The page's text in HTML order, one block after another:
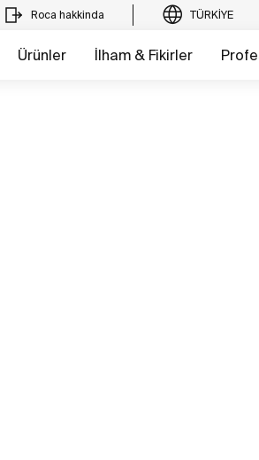
Roca hakkinda TÜRKIYE
Ürünler İlham & Fikirler